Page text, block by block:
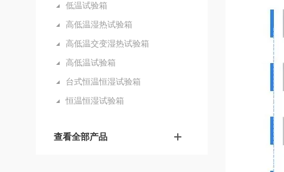
低温试验箱
高低温湿热试验箱
高低温交变湿热试验箱
高低温试验箱
台式恒温恒湿试验箱
恒温恒湿试验箱
查看全部产品